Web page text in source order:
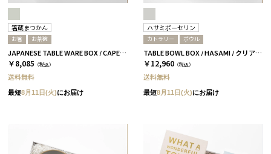
箸蔵まつかん
お箸 お茶碗
JAPANESE TABLE WARE BOX / CAPE / 茶碗+箸 / 浅葱＆桜
￥8,085 （税込）
送料無料
最短8月11日(火)にお届け
ハサミポーセリン
カトラリー ボウル
TABLE BOWL BOX / HASAMI / クリア［ハサミポーセリン］
￥12,960 （税込）
送料無料
最短8月11日(火)にお届け